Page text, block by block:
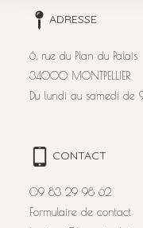
ADRESSE
6, rue du Plan du Palais
34000 MONTPELLIER
Du lundi au samedi de
CONTACT
09 83 29 98 62
Formulaire de contact